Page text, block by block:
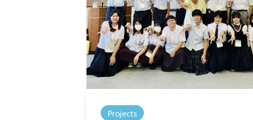
Projects